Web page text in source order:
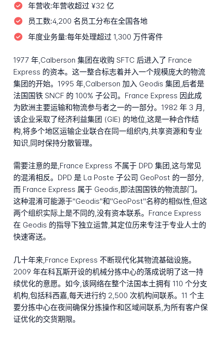
年营收:年营收超过 ¥32 亿
员工数:4,200 名员工分布在全国各地
年度业务量:每年处理超过 1,300 万件寄件
1977 年,Calberson 集团在收购 SFTC 后进入了 France
Express 的资本。这一整合标志着并入一个规模庞大的物流
集团的开始。1995 年,Calberson 加入 Geodis 集团,后者是
法国国铁 SNCF 的 100% 子公司。France Express 因此成
为欧洲主要运输和物流参与者之一的一部分。1982 年 3 月,
该企业采取了经济利益集团 (GIE) 的地位,这是一种合作结
构,将多个地区运输企业联合在同一组织内,共享资源和专业
知识,同时保持分散管理。
需要注意的是,France Express 不属于 DPD 集团,这与常见
的混淆相反。DPD 是 La Poste 子公司 GeoPost 的一部分,
而 France Express 属于 Geodis,即法国国铁的物流部门。
这种混淆可能源于"Geodis"和"GeoPost"名称的相似性,但这
两个组织实际上是不同的,没有资本联系。France Express
在 Geodis 的指导下独立运营,其定位历来专注于专业人士的
快速寄送。
几十年来,France Express 不断现代化其物流基础设施。
2009 年在科瓦斯开设的机械分拣中心的落成说明了这一持
续优化的意愿。如今,该网络在整个法国本土拥有 110 个分支
机构,包括科西嘉,每天进行约 2,500 次机构间联系。11 个主
要分拣中心在夜间确保分拣操作和区域间联系,为所有客户保
证优化的交货期限。